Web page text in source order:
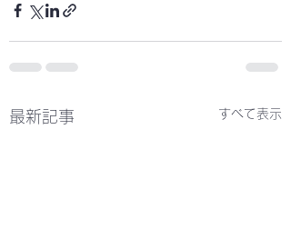
最新記事 すべて表示